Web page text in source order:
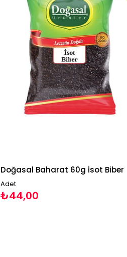
Doğasal Baharat 60g İsot Biber
Adet
₺44,00